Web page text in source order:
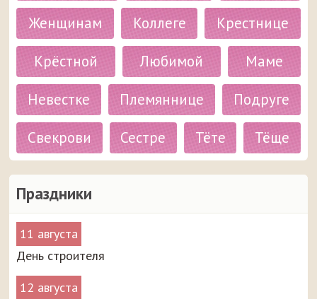
Праздники
11 августа
День строителя
12 августа
Женщинам
Коллеге
Крестнице
Крёстной
Любимой
Маме
Невестке
Племяннице
Подруге
Свекрови
Сестре Тёте Тёще